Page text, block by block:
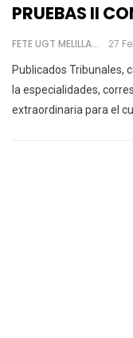
PRUEBAS II
FETE UGT MELILLA 27
Publicados Tribunales,
la especialidades,
extraordinaria para el